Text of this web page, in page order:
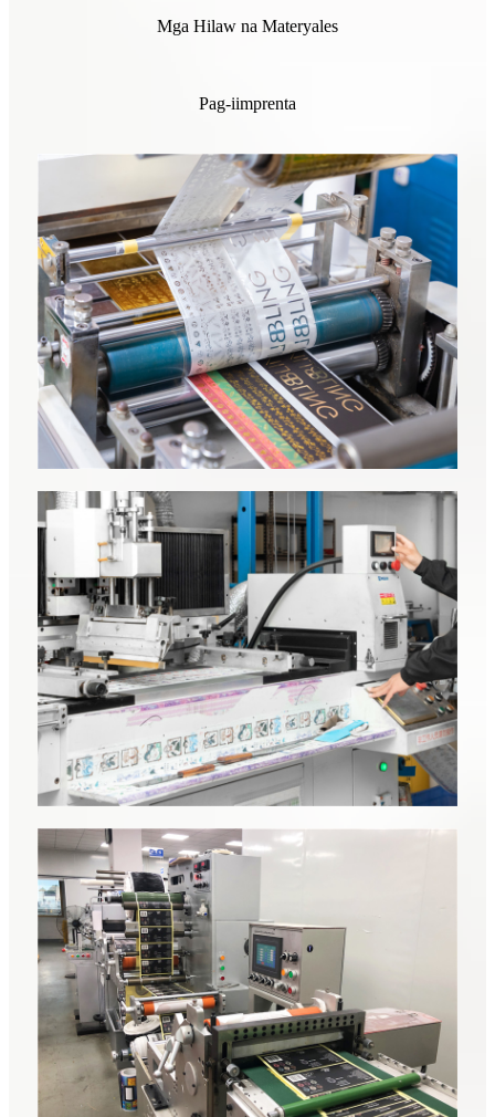
Mga Hilaw na Materyales
Pag-iimprenta